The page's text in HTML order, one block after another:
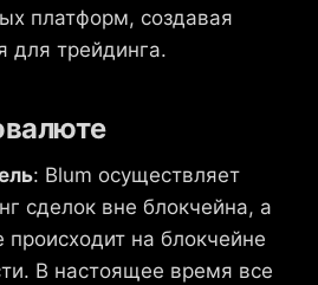
платформ, создавая
для трейдинга.
: Blum осуществляет
сделок вне блокчейна, а
на блокчейне
В настоящее время все